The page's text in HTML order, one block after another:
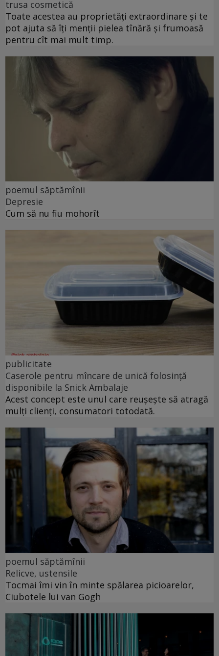
trusa cosmetică
Toate acestea au proprietăți extraordinare și te
pot ajuta să îți menții pielea tînără și frumoasă
pentru cît mai mult timp.
poemul săptămînii
Depresie
Cum să nu fiu mohorît
publicitate
Caserole pentru mîncare de unică folosință
disponibile la Snick Ambalaje
Acest concept este unul care reușește să atragă
mulți clienți, consumatori totodată.
poemul săptămînii
Relicve, ustensile
Tocmai îmi vin în minte spălarea picioarelor,
Ciubotele lui van Gogh